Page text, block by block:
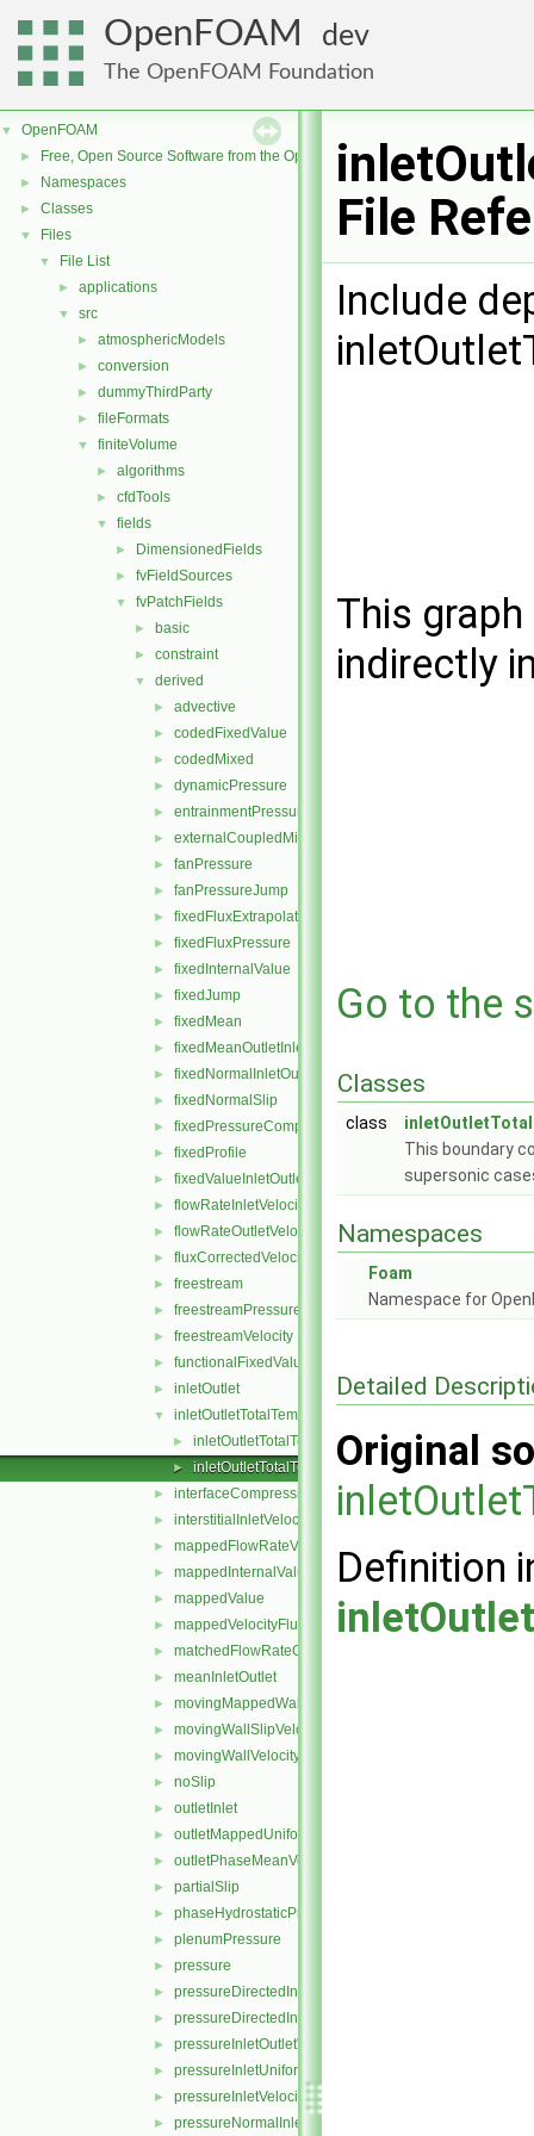
OpenFOAM dev
The OpenFOAM Foundation
▼ OpenFOAM
► Free, Open Source Software from the OpenFOAM Foundation
► Namespaces
► Classes
▼ Files
▼ File List
► applications
▼ src
► atmosphericModels
► conversion
► dummyThirdParty
► fileFormats
▼ finiteVolume
► algorithms
► cfdTools
▼ fields
► DimensionedFields
► fvFieldSources
▼ fvPatchFields
► basic
► constraint
▼ derived
► advective
► codedFixedValue
► codedMixed
► dynamicPressure
► entrainmentPressure
► externalCoupledMixed
► fanPressure
► fanPressureJump
► fixedFluxExtrapolatedPressure
► fixedFluxPressure
► fixedInternalValue
► fixedJump
► fixedMean
► fixedMeanOutletInlet
► fixedNormalInletOutletVelocity
► fixedNormalSlip
► fixedPressureCompressibleDensity
► fixedProfile
► fixedValueInletOutlet
► flowRateInletVelocity
► flowRateOutletVelocity
► fluxCorrectedVelocity
► freestream
► freestreamPressure
► freestreamVelocity
► functionalFixedValue
► inletOutlet
▼ inletOutletTotalTemperature
► inletOutletTotalTemperatureFvPatchScalarField.C
► inletOutletTotalTemperatureFvPatchScalarField.H
► interfaceCompression
► interstitialInletVelocity
► mappedFlowRateVelocity
► mappedInternalValue
► mappedValue
► mappedVelocityFlux
► matchedFlowRateOutletVelocity
► meanInletOutlet
► movingMappedWallVelocity
► movingWallSlipVelocity
► movingWallVelocity
► noSlip
► outletInlet
► outletMappedUniformInlet
► outletPhaseMeanVelocity
► partialSlip
► phaseHydrostaticPressure
► plenumPressure
► pressure
► pressureDirectedInletOutletVelocity
► pressureDirectedInletVelocity
► pressureInletOutletVelocity
► pressureInletUniformVelocity
► pressureInletVelocity
► pressureNormalInletOutletVelocity
File
Include
This
indirectly
Go to the
Classes
class
This boundary
supersonic
Namespaces
Foam
Namespace for
Detailed
Original
Definition